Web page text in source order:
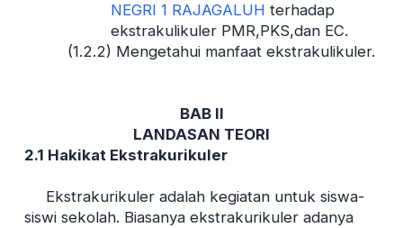
NEGRI 1 RAJAGALUH terhadap
ekstrakulikuler PMR,PKS,dan EC.
(1.2.2) Mengetahui manfaat ekstrakulikuler.
BAB II
LANDASAN TEORI
2.1 Hakikat Ekstrakurikuler
Ekstrakurikuler adalah kegiatan untuk siswa-
siswi sekolah. Biasanya ekstrakurikuler adanya